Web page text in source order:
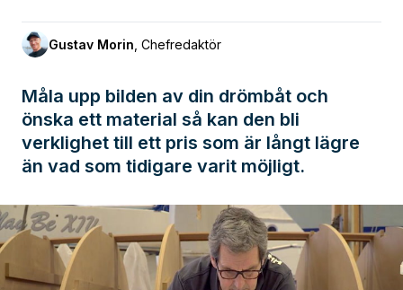
Gustav Morin Chefredaktör
Måla upp bilden av din drömbåt och
önska ett material så kan den bli
verklighet till ett pris som är långt lägre
än vad som tidigare varit möjligt.